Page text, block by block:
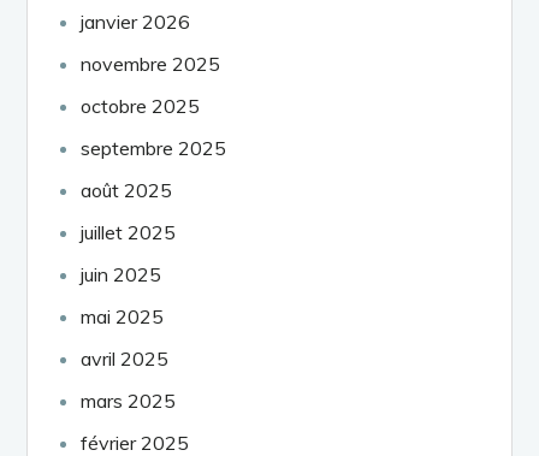
janvier 2026
novembre 2025
octobre 2025
septembre 2025
août 2025
juillet 2025
juin 2025
mai 2025
avril 2025
mars 2025
février 2025